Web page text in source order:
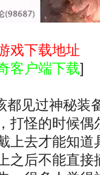
戏下载地址
客户端下载]
都见过神秘装
打怪的时候偶
上去才能知道
之后不能直接